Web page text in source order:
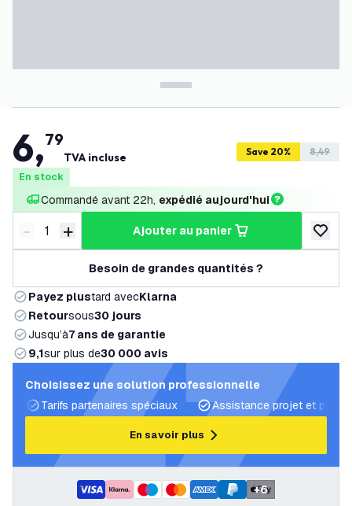
6,79
TVA incluse Save 20% 8,49
En stock
Commandé avant 22h, expédié aujourd'hui
Diminuer la quantité
- Augmenter la quantité
+ ajouter au panier
Besoin de grandes quantités ?
Payez plustard avecKlarna
Retoursous30 jours
Jusqu’à7 ans de garantie
9,1sur plus de30 000 avis
Choisissez une solution professionnelle
Tarifs partenaires spéciaux
Assistance projet et plans
En savoir plus
+6